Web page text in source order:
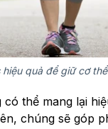
hiệu quả để giữ cơ
thể mang lại
chúng sẽ góp